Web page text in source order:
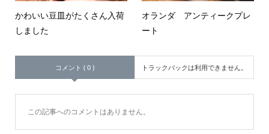
かわいい豆皿がたくさん入荷
しました
オランダ アンティークプレ
ート
コメント ( 0 ) トラックバックは利用できません。
この記事へのコメントはありません。